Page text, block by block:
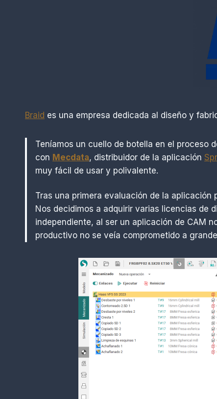
Braid es una empresa dedicada al diseño y
Teníamos un cuello de botella en el proceso
con Mecdata, distribuidor de la aplicación
muy fácil de usar y polivalente.
Tras una primera evaluación de la
Nos decidimos a adquirir varias licencias de
independiente, al ser un aplicación de CAM
productivo no se veía comprometido a